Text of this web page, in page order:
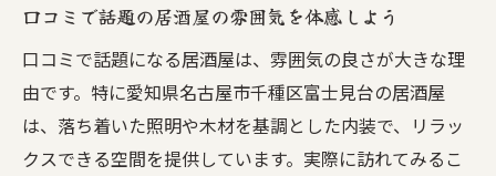
口コミで話題の居酒屋の雰囲気を体感しよう
口コミで話題になる居酒屋は、雰囲気の良さが大きな理
由です。特に愛知県名古屋市千種区富士見台の居酒屋
は、落ち着いた照明や木材を基調とした内装で、リラッ
クスできる空間を提供しています。実際に訪れてみるこ